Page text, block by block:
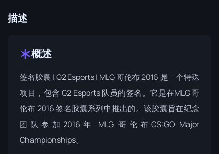
描述
概述
签名胶囊 | G2 Esports | MLG 哥伦布 2016 是一个特殊
项目，包含 G2 Esports 队员的签名。它是在MLG 哥
伦布 2016 签名胶囊系列中推出的。该胶囊旨在纪念
团队参加2016年 MLG 哥伦布CS:GO Major
Championships。